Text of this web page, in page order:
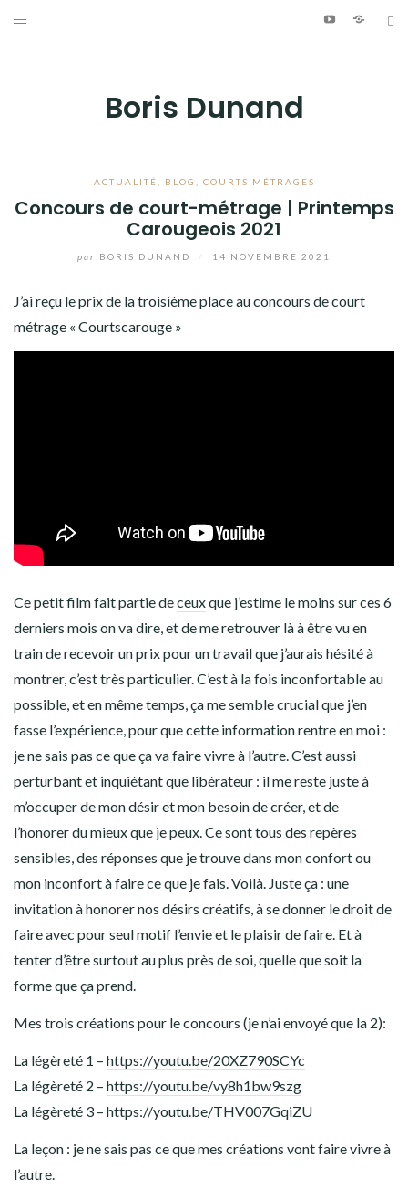
Aller
Youtube
Boris Dunand
ACTUALITÉ BLOG COURTS MÉTRAGES
Concours de court-métrage | Printemps
Carougeois 2021
par BORIS DUNAND 14 NOVEMBRE 2021
J’ai reçu le prix de la troisième place au concours de court
métrage « Courtscarouge »
Ce petit film fait partie deceuxque j’estime le moins sur ces 6
derniers mois on va dire, et de me retrouver là à être vu en
train de recevoir un prix pour un travail que j’aurais hésité à
montrer, c’est très particulier. C’est à la fois inconfortable au
possible, et en même temps, ça me semble crucial que j’en
fasse l’expérience, pour que cette information rentre en moi :
je ne sais pas ce que ça va faire vivre à l’autre. C’est aussi
perturbant et inquiétant que libérateur : il me reste juste à
m’occuper de mon désir et mon besoin de créer, et de
l’honorer du mieux que je peux. Ce sont tous des repères
sensibles, des réponses que je trouve dans mon confort ou
mon inconfort à faire ce que je fais. Voilà. Juste ça : une
invitation à honorer nos désirs créatifs, à se donner le droit de
faire avec pour seul motif l’envie et le plaisir de faire. Et à
tenter d’être surtout au plus près de soi, quelle que soit la
forme que ça prend.
Mes trois créations pour le concours (je n’ai envoyé que la 2):
La légèreté 1 – https://youtu.be/20XZ790SCYc
La légèreté 2 – https://youtu.be/vy8h1bw9szg
La légèreté 3 – https://youtu.be/THV007GqiZU
La leçon : je ne sais pas ce que mes créations vont faire vivre à
l’autre.
YoutubePatreonBluesky